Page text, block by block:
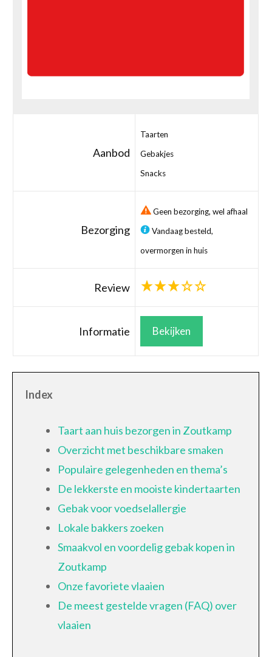
Aanbod
Taarten
Gebakjes
Snacks
Bezorging
Geen bezorging, wel afhaal
Vandaag besteld,
overmorgen in huis
Review
Informatie Bekijken
Index
Taart aan huis bezorgen in Zoutkamp
Overzicht met beschikbare smaken
Populaire gelegenheden en thema’s
De lekkerste en mooiste kindertaarten
Gebak voor voedselallergie
Lokale bakkers zoeken
Smaakvol en voordelig gebak kopen in
Zoutkamp
Onze favoriete vlaaien
De meest gestelde vragen (FAQ) over
vlaaien